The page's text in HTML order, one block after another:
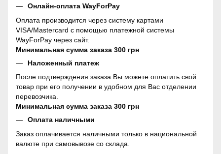
Онлайн-оплата WayForPay
Оплата производится через систему картами
VISA/Mastercard с помощью платежной системы
WayForPay через сайт.
Минимальная сумма заказа 300 грн
Наложенный платеж
После подтверждения заказа Вы можете оплатить свой
товар при его получении в удобном для Вас отделении
перевозчика.
Минимальная сумма заказа 300 грн
Оплата наличными
Заказ оплачивается наличными только в национальной
валюте при самовывозе со склада.